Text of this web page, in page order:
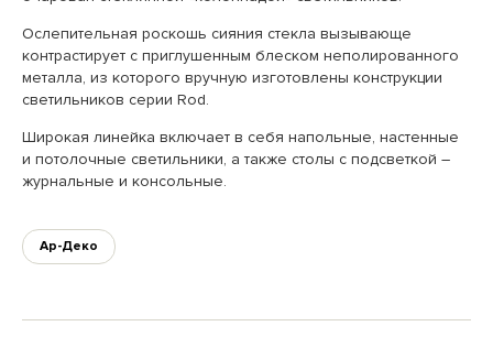
Ослепительная роскошь сияния стекла вызывающе
контрастирует с приглушенным блеском неполированного
металла, из которого вручную изготовлены конструкции
светильников серии Rod.
Широкая линейка включает в себя напольные, настенные
и потолочные светильники, а также столы с подсветкой –
журнальные и консольные.
Ар-Деко